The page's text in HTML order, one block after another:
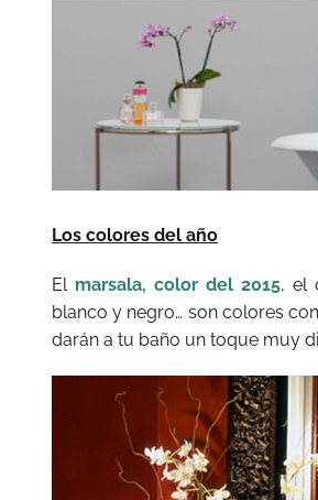
Los colores del año
El marsala, color del 2015, el
blanco y negro… son colores
darán a tu baño un toque muy